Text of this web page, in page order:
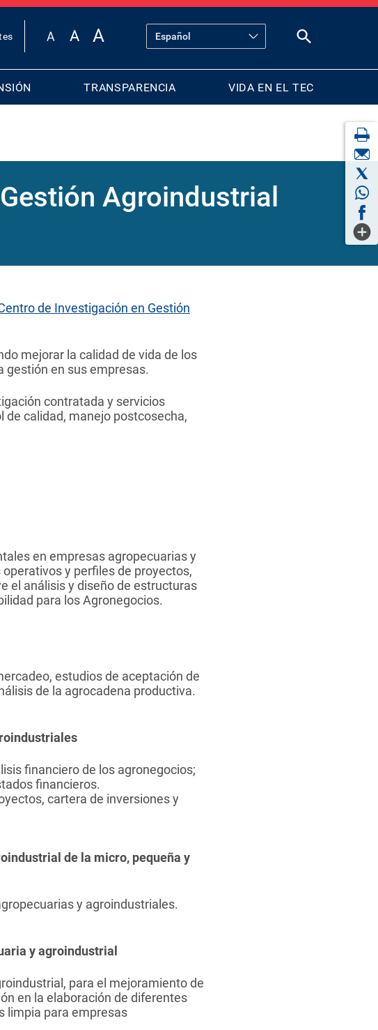
TRANSPARENCIA VIDA EN EL TEC
Agroindustrial
de Investigación en Gestión
mejorar la calidad de vida de los
gestión en sus empresas.
contratada y servicios
calidad, manejo postcosecha,
en empresas agropecuarias y
y perfiles de proyectos,
el análisis y diseño de estructuras
para los Agronegocios.
estudios de aceptación de
de la agrocadena productiva.
financiero de los agronegocios;
financieros.
cartera de inversiones y
de la micro, pequeña y
y agroindustriales.
y agroindustrial
para el mejoramiento de
en la elaboración de diferentes
limpia para empresas